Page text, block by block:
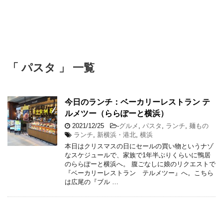
「 パスタ 」 一覧
今日のランチ：ベーカリーレストラン テ
ルメツー（ららぽーと横浜）
2021/12/25 -グルメ , パスタ , ランチ, 麺もの
ランチ, 新横浜・港北, 横浜
本日はクリスマスの日にセールの買い物というナゾ
なスケジュールで、家族で1年半ぶりくらいに鴨居
のららぽーと横浜へ。 腹ごなしに娘のリクエストで
『ベーカリーレストラン テルメツー』へ。こちら
は広尾の『ブル …